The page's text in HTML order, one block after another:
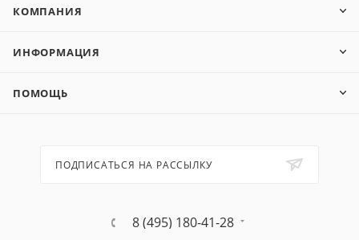
КОМПАНИЯ
ИНФОРМАЦИЯ
ПОМОЩЬ
ПОДПИСАТЬСЯ НА РАССЫЛКУ
8 (495) 180-41-28